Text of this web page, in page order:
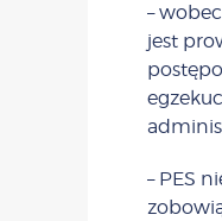
–
jest
– PES